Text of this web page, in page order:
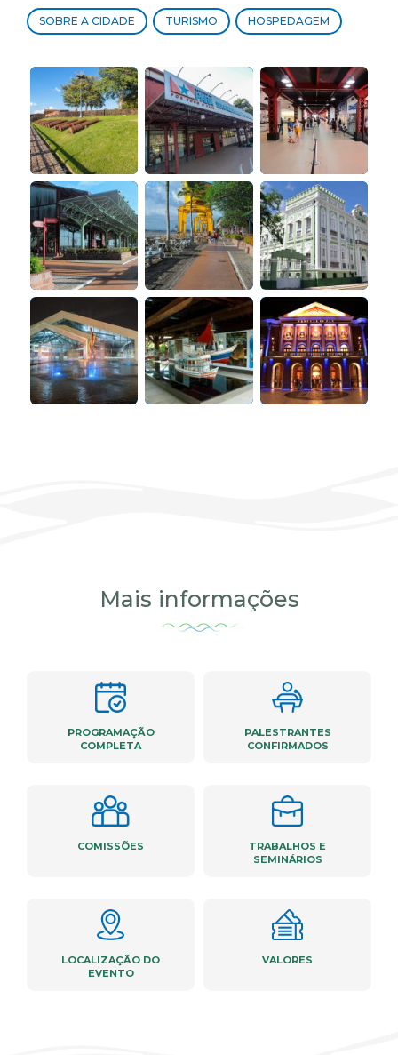
SOBRE A CIDADE TURISMO HOSPEDAGEM
Mais informações
PROGRAMAÇÃO
COMPLETA
PALESTRANTES
CONFIRMADOS
COMISSÕES
TRABALHOS E
SEMINÁRIOS
LOCALIZAÇÃO DO
EVENTO
VALORES